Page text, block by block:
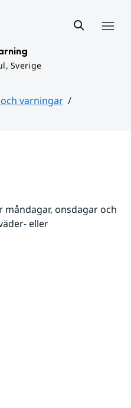
Sverige
varningar
onsdagar och
eller